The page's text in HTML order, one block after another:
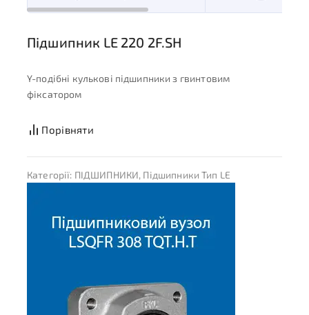
Підшипник LE 220 2F.SH
Y-подібні кулькові підшипники з гвинтовим
фіксатором
Порівняти
Категорії: ПІДШИПНИКИ, Підшипники Тип LE